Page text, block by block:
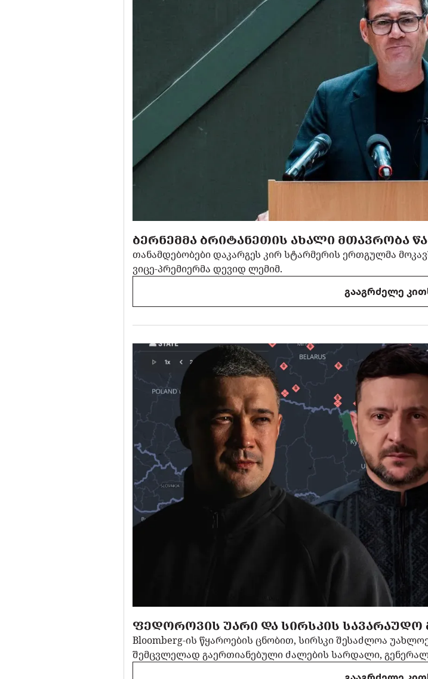
ᲑᲔᲠᲜᲔᲛᲛᲐ ᲑᲠᲘᲢᲐᲜᲔᲗᲘᲡ ᲐᲮᲐᲚᲘ ᲛᲗᲐᲕᲠᲝᲑᲐ
თანამდებობები დაკარგეს კირ სტარმერის ერთგულმა
ვიცე-პრემიერმა დევიდ ლემიმ.
გააგრძელე
ᲤᲔᲓᲝᲠᲝᲕᲘᲡ ᲣᲐᲠᲘ ᲓᲐ ᲡᲘᲠᲡᲙᲘᲡ ᲡᲐᲕᲐᲠᲐᲣᲓᲝ
Bloomberg-ის წყაროების ცნობით, სირსკი შესაძლოა
შემცვლელად გაერთიანებული ძალების სარდალი,